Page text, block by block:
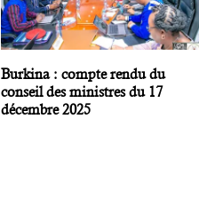
Burkina : compte rendu du
conseil des ministres du 17
décembre 2025